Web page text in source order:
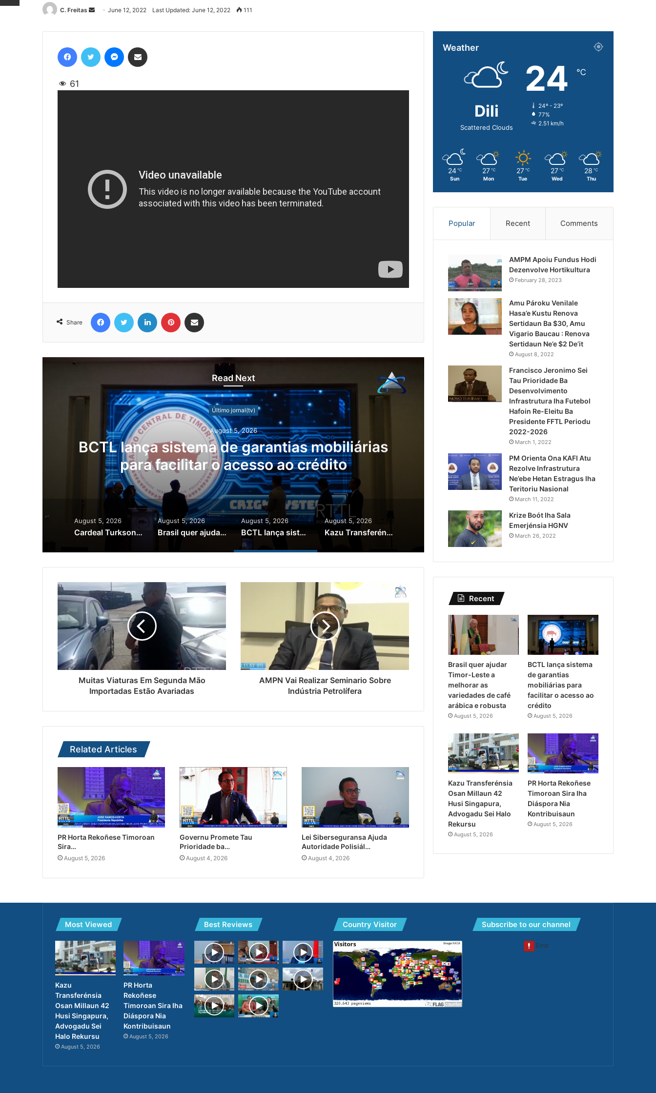
C. Freitas
Send
email
June 12, 2022 Last Updated: June 12, 2022 111
61
Share
Read Next
Último jornal(tv)
August 5, 2026
BCTL lança sistema de garantias mobiliárias
para facilitar o acesso ao crédito
Kazu Transferénsia
Singapura, Advogadu
August 5, 2026
Cardeal Turkson homenageia heróis timorenses e defende papel da igreja no desenvolvimento do país
August 5, 2026
Brasil quer ajudar Timor-Leste a melhorar as variedades de café arábica e robusta
August 5, 2026
BCTL lança sistema de garantias mobiliárias para facilitar o acesso ao crédito
August 5, 2026
Kazu Transferénsia Osan Millaun 42 Husi Singapura, Advogadu Sei Halo Rekursu
Muitas Viaturas Em Segunda Mão
Importadas Estão Avariadas
AMPN Vai Realizar Seminario Sobre
Indústria Petrolífera
Related Articles
PR Horta Rekoñese Timoroan
Sira…
August 5, 2026
Governu Promete Tau
Prioridade ba…
August 4, 2026
Lei Siberseguransa Ajuda
Autoridade Polisiál…
August 4, 2026
Weather
Dili
Scattered Clouds
24 ℃
24º - 23º
77%
2.51 km/h
24 ℃
Sun
27 ℃
Mon
27 ℃
Tue
27 ℃
Wed
28 ℃
Thu
Popular Recent Comments
AMPM Apoiu Fundus Hodi
Dezenvolve Hortikultura
February 28, 2023
Amu Pároku Venilale
Hasa’e Kustu Renova
Sertidaun Ba $30, Amu
Vigario Baucau : Renova
Sertidaun Ne’e $2 De’it
August 8, 2022
Francisco Jeronimo Sei
Tau Prioridade Ba
Desenvolvimento
Infrastrutura Iha Futebol
Hafoin Re-Eleitu Ba
Presidente FFTL Periodu
2022-2026
March 1, 2022
PM Orienta Ona KAFI Atu
Rezolve Infrastrutura
Ne’ebe Hetan Estragus Iha
Teritoriu Nasional
March 11, 2022
Krize Boót Iha Sala
Emerjénsia HGNV
March 26, 2022
Recent
Brasil quer ajudar
Timor-Leste a
melhorar as
variedades de café
arábica e robusta
August 5, 2026
BCTL lança sistema
de garantias
mobiliárias para
facilitar o acesso ao
crédito
August 5, 2026
Kazu Transferénsia
Osan Millaun 42
Husi Singapura,
Advogadu Sei Halo
Rekursu
August 5, 2026
PR Horta Rekoñese
Timoroan Sira Iha
Diáspora Nia
Kontribuisaun
August 5, 2026
Most Viewed
Kazu
Transferénsia
Osan Millaun 42
Husi Singapura,
Advogadu Sei
Halo Rekursu
August 5, 2026
PR Horta
Rekoñese
Timoroan Sira Iha
Diáspora Nia
Kontribuisaun
August 5, 2026
Best Reviews Country Visitor Subscribe to our channel